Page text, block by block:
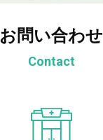
お問い合わせ
Contact